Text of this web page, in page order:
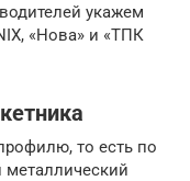
укажем
«Нова» и «ТПК
то есть по